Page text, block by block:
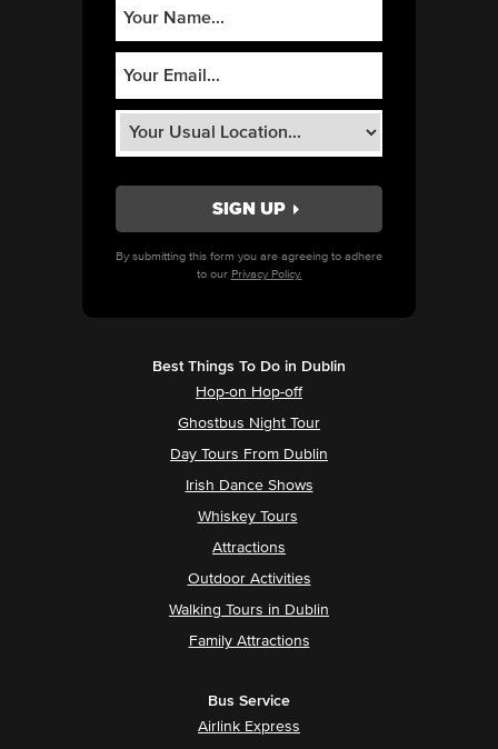
By submitting this form you are agreeing to adhere
to our Privacy Policy.
Best Things To Do in Dublin
Hop-on Hop-off
Ghostbus Night Tour
Day Tours From Dublin
Irish Dance Shows
Whiskey Tours
Attractions
Outdoor Activities
Walking Tours in Dublin
Family Attractions
Bus Service
Airlink Express